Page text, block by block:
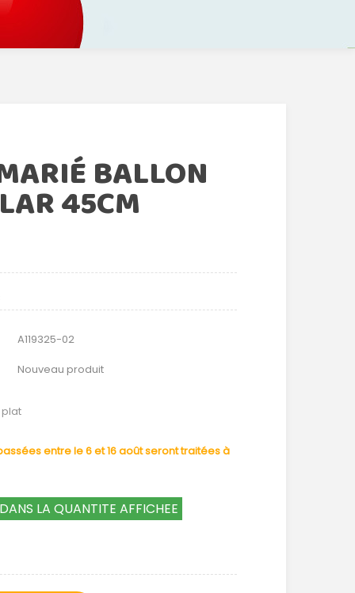
BALLON
45CM
A119325-02
Nouveau produit
entre le 6 et 16 août seront traitées à
LA QUANTITE AFFICHEE